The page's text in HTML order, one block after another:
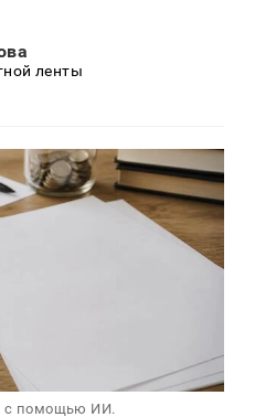
ленты
с помощью ИИ.